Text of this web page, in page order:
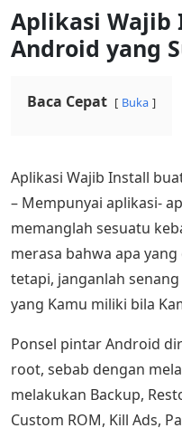
Aplikasi
Android yang
Baca Cepat Buka
Aplikasi Wajib Install
– Mempunyai aplikasi-
memanglah sesuatu
merasa bahwa apa
tetapi, janganlah
yang Kamu miliki bila
Ponsel pintar Android
root, sebab dengan
melakukan Backup,
Custom ROM, Kill Ads,